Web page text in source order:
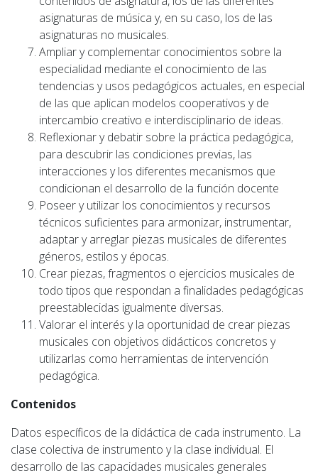
asignaturas de música y, en su caso, los de las
asignaturas no musicales.
Ampliar y complementar conocimientos sobre la
especialidad mediante el conocimiento de las
tendencias y usos pedagógicos actuales, en especial
de las que aplican modelos cooperativos y de
intercambio creativo e interdisciplinario de ideas.
Reflexionar y debatir sobre la práctica pedagógica,
para descubrir las condiciones previas, las
interacciones y los diferentes mecanismos que
condicionan el desarrollo de la función docente
Poseer y utilizar los conocimientos y recursos
técnicos suficientes para armonizar, instrumentar,
adaptar y arreglar piezas musicales de diferentes
géneros, estilos y épocas.
Crear piezas, fragmentos o ejercicios musicales de
todo tipos que respondan a finalidades pedagógicas
preestablecidas igualmente diversas.
Valorar el interés y la oportunidad de crear piezas
musicales con objetivos didácticos concretos y
utilizarlas como herramientas de intervención
pedagógica.
Contenidos
Datos específicos de la didáctica de cada instrumento. La
clase colectiva de instrumento y la clase individual. El
desarrollo de las capacidades musicales generales